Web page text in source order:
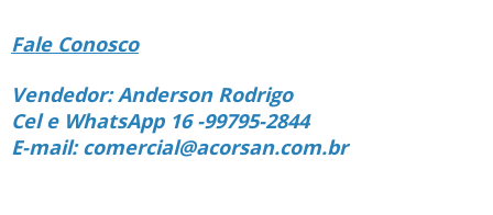
Fale Conosco
Vendedor: Anderson Rodrigo
Cel e WhatsApp 16 -99795-2844
E-mail: comercial@acorsan.com.br